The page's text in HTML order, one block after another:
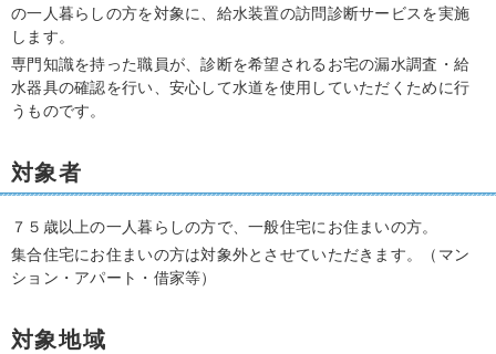
の一人暮らしの方を対象に、給水装置の訪問診断サービスを実施
します。
専門知識を持った職員が、診断を希望されるお宅の漏水調査・給
水器具の確認を行い、安心して水道を使用していただくために行
うものです。
対象者
７５歳以上の一人暮らしの方で、一般住宅にお住まいの方。
集合住宅にお住まいの方は対象外とさせていただきます。（マン
ション・アパート・借家等）
対象地域